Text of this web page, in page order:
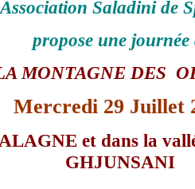
Saladini de
propose une journée
MONTAGNE DES
Mercredi 29 Juillet
et dans la
GHJUNSANI